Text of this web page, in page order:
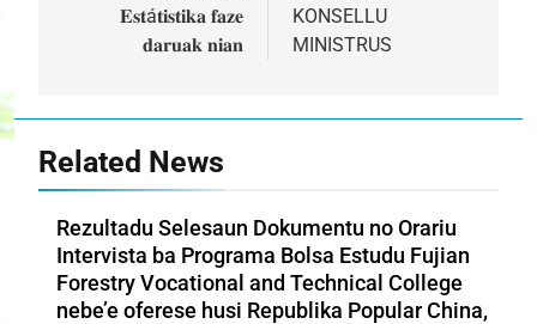
𝐄𝐬𝐭á𝐭𝐢𝐬𝐭𝐢𝐤𝐚 𝐟𝐚𝐳𝐞
𝐝𝐚𝐫𝐮𝐚𝐤 𝐧𝐢𝐚𝐧
KONSELLU
MINISTRUS
Related News
Rezultadu Selesaun Dokumentu no Orariu
Intervista ba Programa Bolsa Estudu Fujian
Forestry Vocational and Technical College
nebe’e oferese husi Republika Popular China,